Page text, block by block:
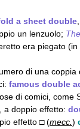
a sheet double
un lenzuolo;
era piegato
di una
famous double
di comici, come
, a doppio effetto:
effetto □ (mecc. )